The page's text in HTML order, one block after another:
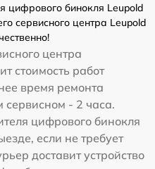
цифрового бинокля Leupold
сервисного центра Leupold
центра
стоимость работ
время ремонта
сервисном - 2 часа.
цифрового бинокля
если не требует
доставит устройство